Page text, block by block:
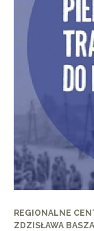
REGIONALNE
ZDZISŁAWA